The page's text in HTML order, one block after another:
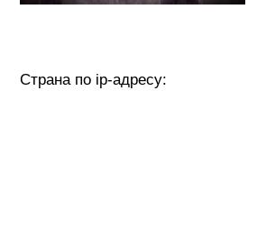
Страна по ip-адресу: